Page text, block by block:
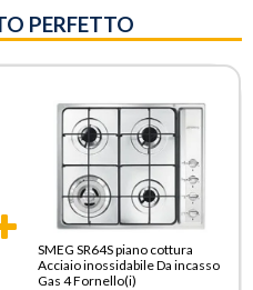
PERFETTO
SMEG SR64S piano cottura
Acciaio inossidabile Da incasso
Gas 4 Fornello(i)